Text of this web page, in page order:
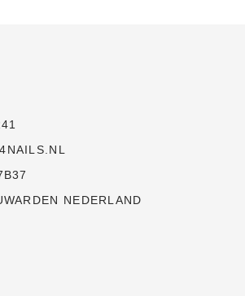
NEDERLAND